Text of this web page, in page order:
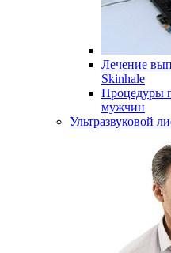
Лечение
Skinhale
Процедуры
мужчин
Ультразвуковой